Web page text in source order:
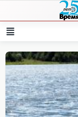
content